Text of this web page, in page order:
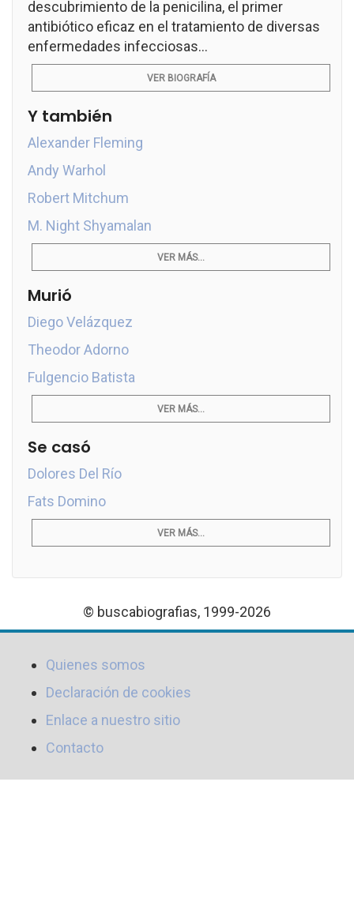
descubrimiento de la penicilina, el primer
antibiótico eficaz en el tratamiento de diversas
enfermedades infecciosas...
VER BIOGRAFÍA
Y también
Alexander Fleming
Andy Warhol
Robert Mitchum
M. Night Shyamalan
VER MÁS...
Murió
Diego Velázquez
Theodor Adorno
Fulgencio Batista
VER MÁS...
Se casó
Dolores Del Río
Fats Domino
VER MÁS...
© buscabiografias, 1999-2026
Quienes somos
Declaración de cookies
Enlace a nuestro sitio
Contacto